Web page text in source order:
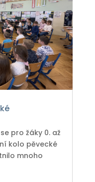
pro žáky 0. až
kolo pěvecké
mnoho